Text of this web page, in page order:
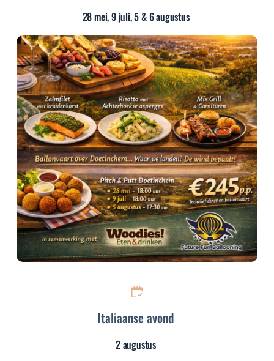
28 mei, 9 juli, 5 & 6 augustus
Italiaanse avond
2 augustus